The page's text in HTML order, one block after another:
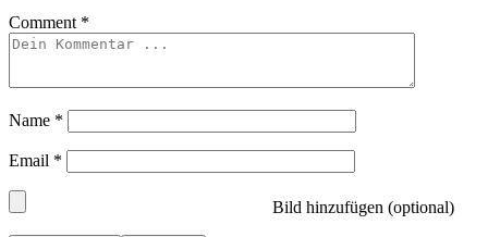
Comment *
Name *
Email *
Bild hinzufügen (optional)